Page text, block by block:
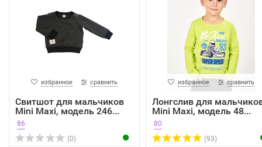
избранное сравнить
Свитшот для мальчиков
Mini Maxi, модель 246...
86
(0)
избранное сравнить
Лонгслив для
Mini Maxi, модель 48...
80
(93)